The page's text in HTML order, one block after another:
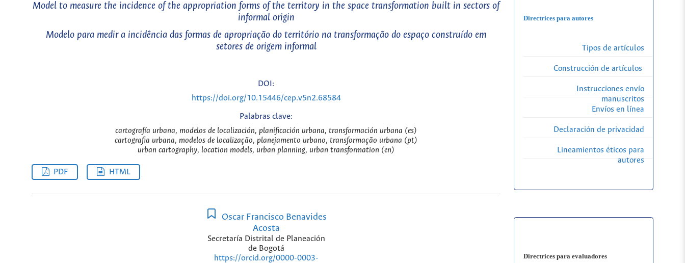
Model to measure the incidence of the appropriation forms of the territory in the space transformation built in sectors of
informal origin
Modelo para medir a incidência das formas de apropriação do território na transformação do espaço construído em
setores de origem informal
DOI:
https://doi.org/10.15446/cep.v5n2.68584
Palabras clave:
cartografía urbana, modelos de localización, planificación urbana, transformación urbana (es)
cartografia urbana, modelos de localização, planejamento urbano, transformação urbana (pt)
urban cartography, location models, urban planning, urban transformation (en)
PDF HTML
Oscar Francisco Benavides
Acosta
Secretaría Distrital de Planeación
de Bogotá
https://orcid.org/0000-0003-
Directrices para autores
Tipos de artículos
Construcción de artículos
Instrucciones envío
manuscritos
Envíos en línea
Declaración de privacidad
Lineamientos éticos para
autores
Directrices para evaluadores